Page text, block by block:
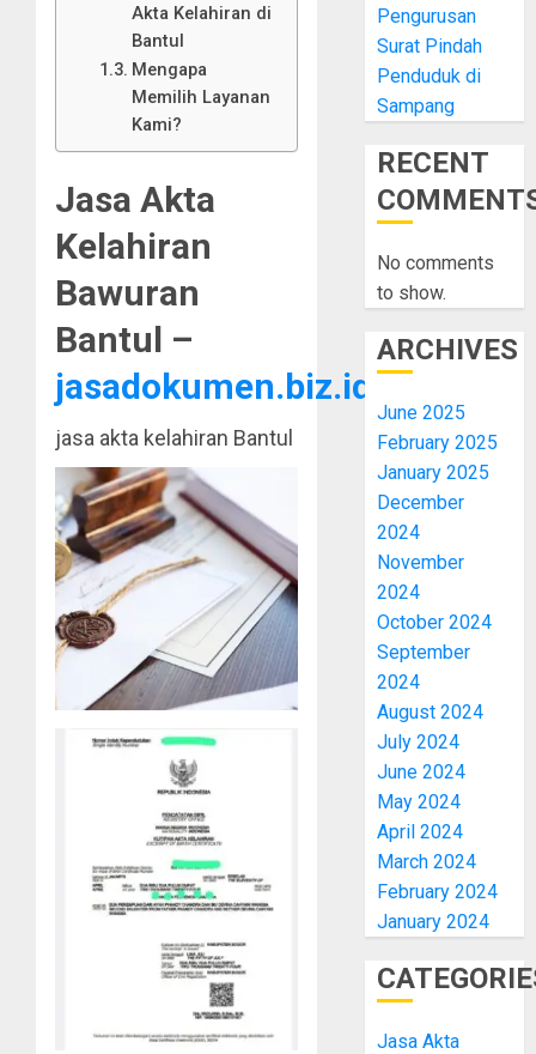
Akta Kelahiran di
Bantul
Mengapa
Memilih Layanan
Kami?
Jasa Akta
Kelahiran
Bawuran
Bantul –
jasadokumen.biz.id
jasa akta kelahiran Bantul
Pengurusan
Surat Pindah
Penduduk di
Sampang
RECENT
No comments
to show.
ARCHIVES
June 2025
February 2025
January 2025
December
2024
November
2024
October 2024
September
2024
August 2024
July 2024
June 2024
May 2024
April 2024
March 2024
February 2024
January 2024
Jasa Akta